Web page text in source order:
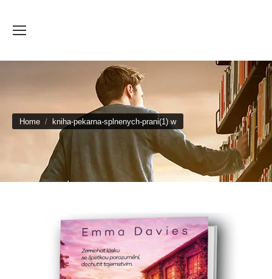
You are here:
Home kniha-pekarna-splnenych-prani(1) w